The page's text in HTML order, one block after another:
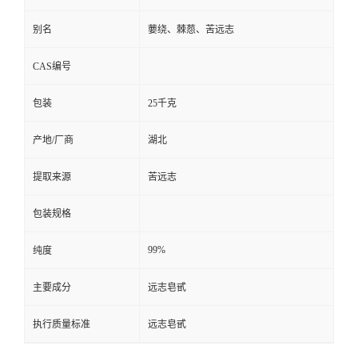
别名 葽绕、棘葾、苦远志
CAS编号
包装 25千克
产地/厂商 湖北
提取来源 苦远志
包装规格
纯度 99%
主要成分 远志皂甙
执行质量标准 远志皂甙